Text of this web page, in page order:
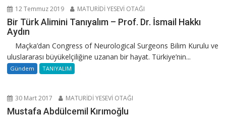
12 Temmuz 2019 MATURİDİ YESEVİ OTAĞI
Bir Türk Alimini Tanıyalım – Prof. Dr. İsmail Hakkı
Aydın
Maçka’dan Congress of Neurological Surgeons Bilim Kurulu ve
uluslararası büyükelçiliğine uzanan bir hayat. Türkiye’nin...
Gündem TANIYALIM
30 Mart 2017 MATURİDİ YESEVİ OTAĞI
Mustafa Abdülcemil Kırımoğlu